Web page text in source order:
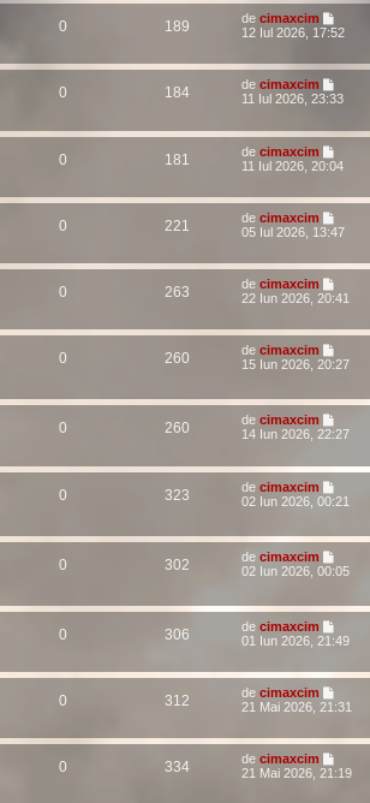
0 189 de cimaxcim
12 Iul 2026, 17:52
0 184 de cimaxcim
11 Iul 2026, 23:33
0 181 de cimaxcim
11 Iul 2026, 20:04
0 221 de cimaxcim
05 Iul 2026, 13:47
0 263 de cimaxcim
22 Iun 2026, 20:41
0 260 de cimaxcim
15 Iun 2026, 20:27
0 260 de cimaxcim
14 Iun 2026, 22:27
0 323 de cimaxcim
02 Iun 2026, 00:21
0 302 de cimaxcim
02 Iun 2026, 00:05
0 306 de cimaxcim
01 Iun 2026, 21:49
0 312 de cimaxcim
21 Mai 2026, 21:31
0 334 de cimaxcim
21 Mai 2026, 21:19